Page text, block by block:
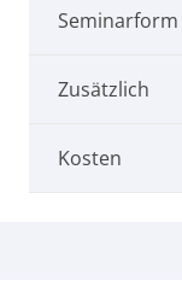
Seminarform
Zusätzlich
Kosten